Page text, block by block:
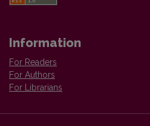
Information
For Readers
For Authors
For Librarians